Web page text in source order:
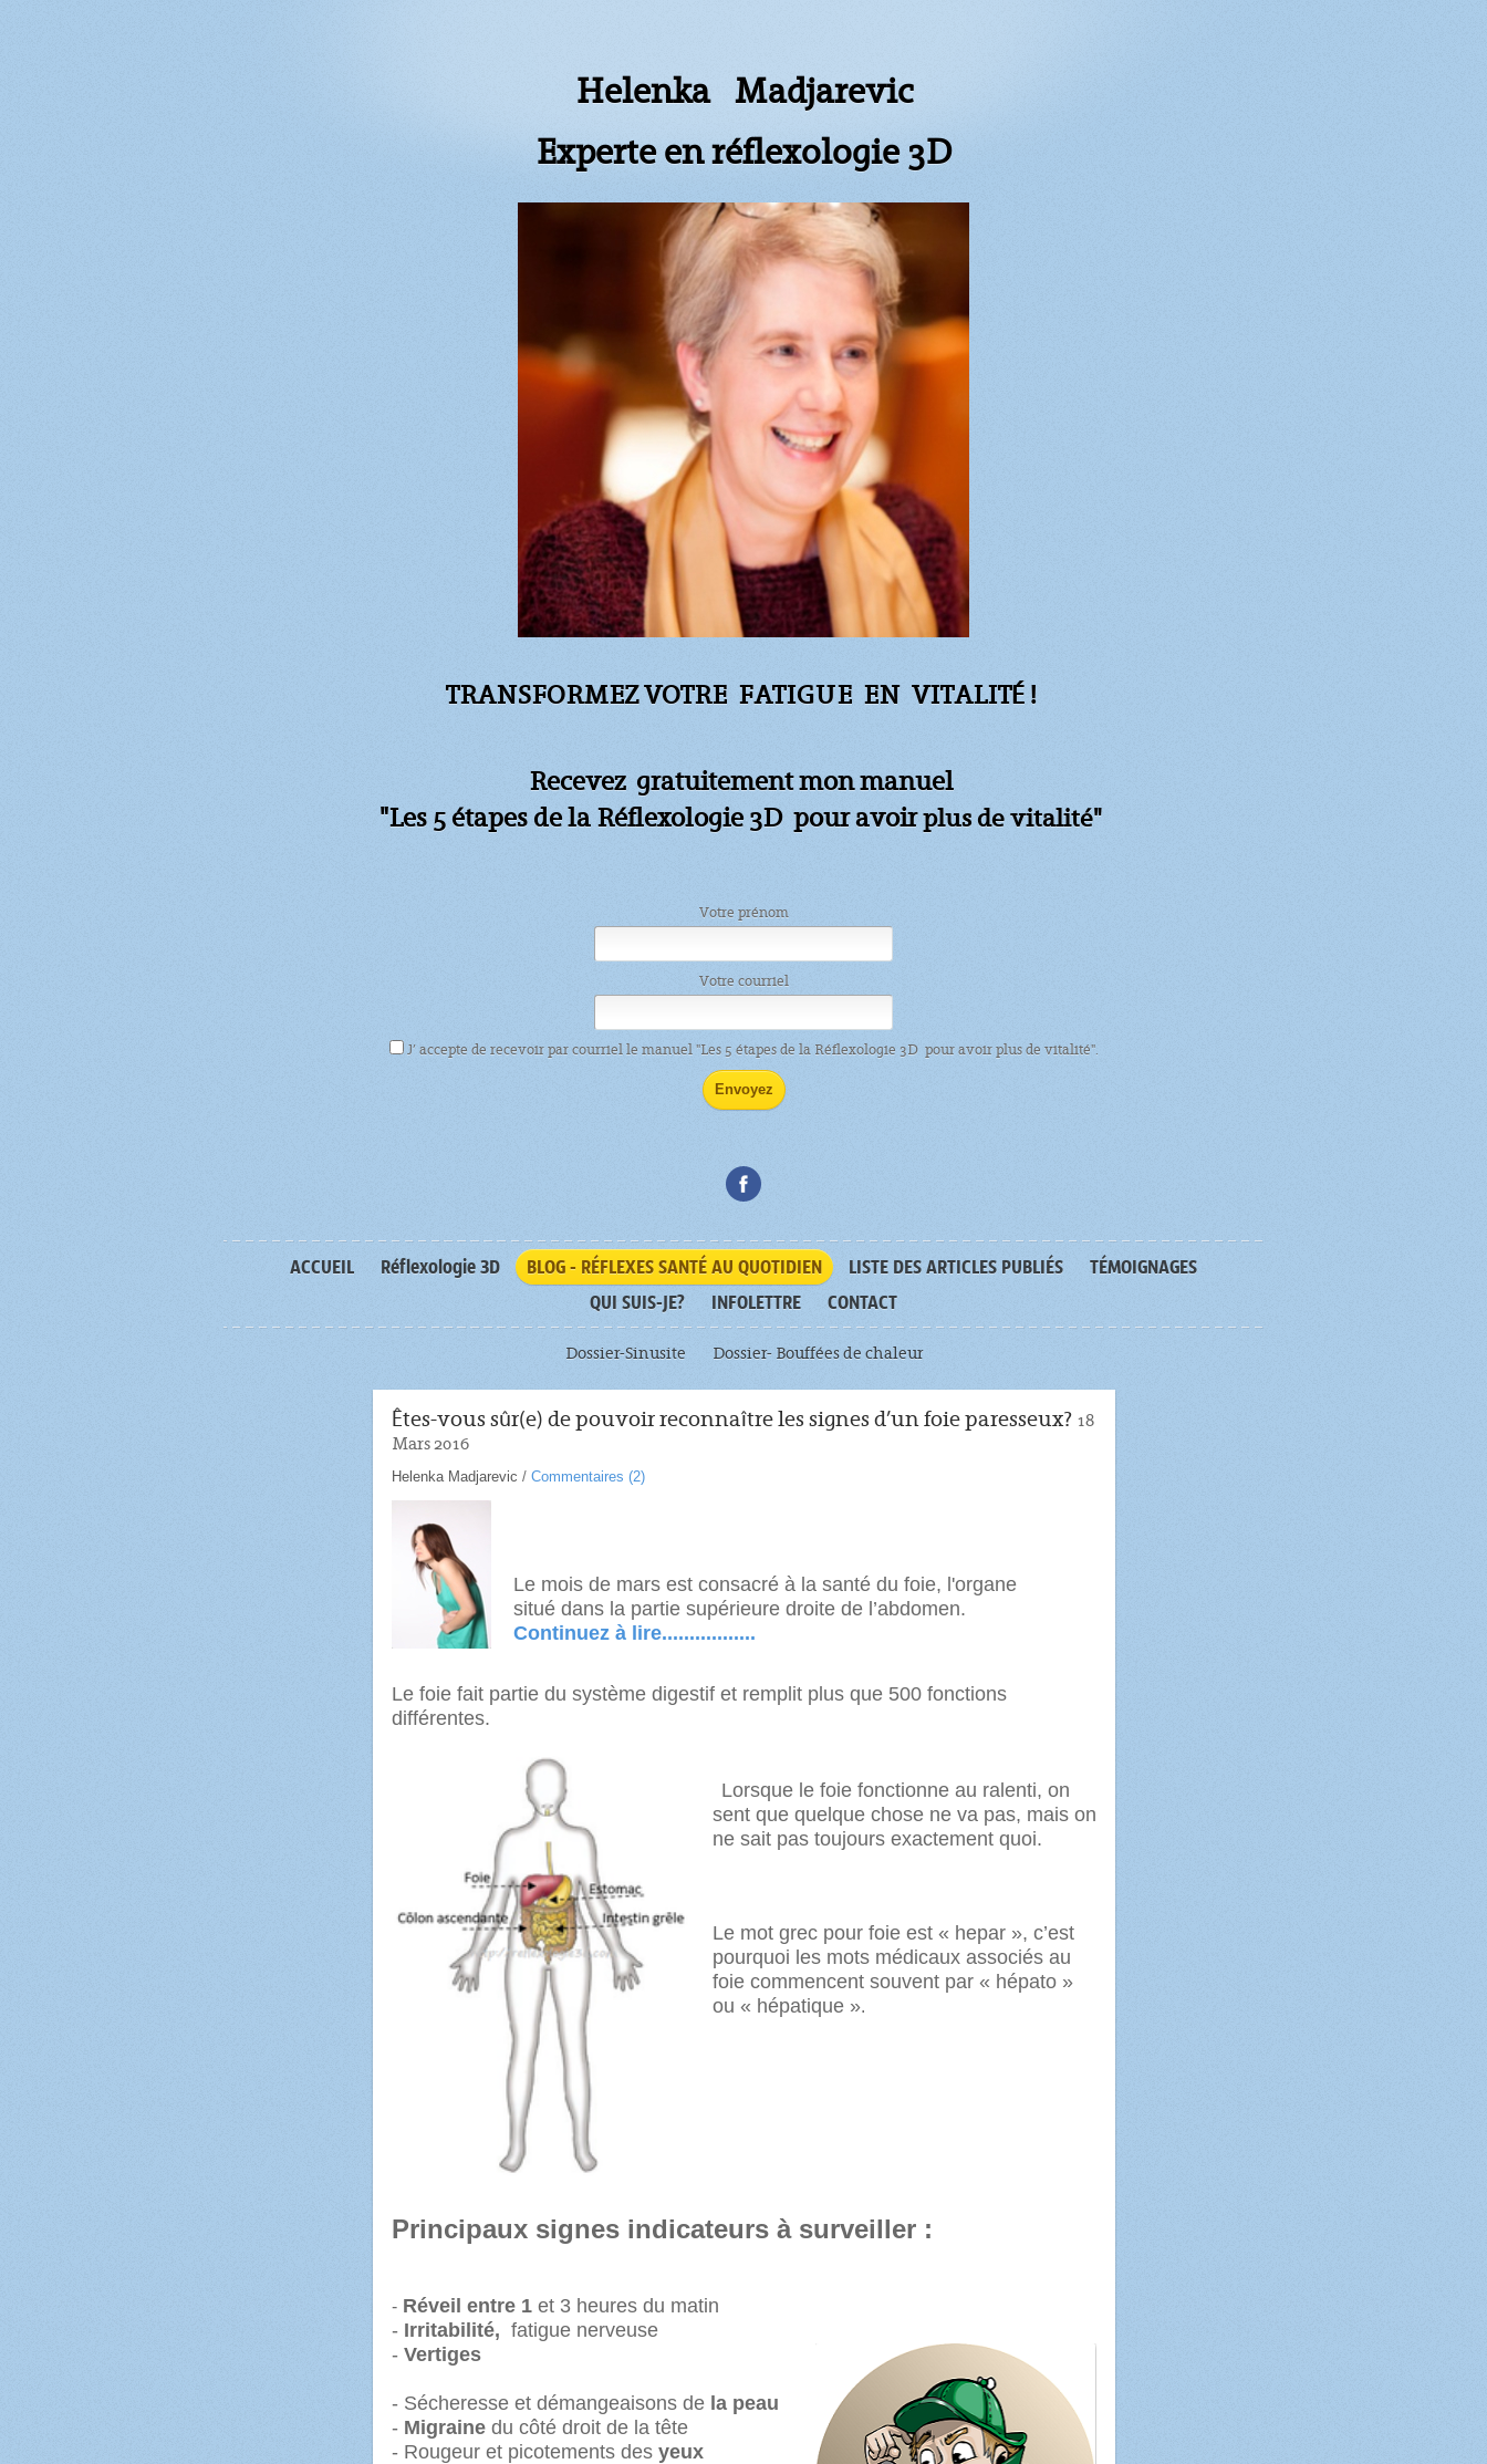
Helenka Madjarevic
Experte en réflexologie 3D
TRANSFORMEZ VOTRE FATIGUE EN VITALITÉ !
Recevez gratuitement mon manuel
"Les 5 étapes de la Réflexologie 3D pour avoirplus de vitalité"
Votre prénom
Votre courriel
J’ accepte de recevoir par courriel le manuel "Les 5 étapes de la Réflexologie 3D pour avoir plus de vitalité".
ACCUEIL Réflexologie 3D BLOG - RÉFLEXES SANTÉ AU QUOTIDIEN LISTE DES ARTICLES PUBLIÉS
TÉMOIGNAGES
QUI SUIS-JE?
INFOLETTRE CONTACT
Dossier-Sinusite Dossier- Bouffées de chaleur
Êtes-vous sûr(e) de pouvoir reconnaître les signes d’un foie paresseux? 18
Mars 2016
Helenka Madjarevic / Commentaires (2)
Le mois de mars est consacré à la santé du foie, l'organe
situé dans la partie supérieure droite de l’abdomen.
Continuez à lire.................
Le foie fait partie du système digestif et remplit plus que 500 fonctions
différentes.
Lorsque le foie fonctionne au ralenti, on
sent que quelque chose ne va pas, mais on
ne sait pas toujours exactement quoi.
Le mot grec pour foie est « hepar », c’est
pourquoi les mots médicaux associés au
foie commencent souvent par « hépato »
ou « hépatique ».
Principaux signes indicateurs à surveiller :
- Réveil entre 1et 3 heures du matin
- Irritabilité, fatigue nerveuse
- Vertiges
- Sécheresse et démangeaisons de la peau
- Migrainedu côté droit de la tête
- Rougeur et picotements des yeux